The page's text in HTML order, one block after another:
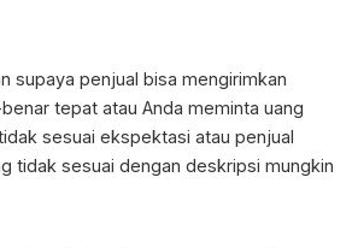
supaya penjual bisa mengirimkan
tepat atau Anda meminta uang
sesuai ekspektasi atau penjual
tidak sesuai dengan deskripsi mungkin